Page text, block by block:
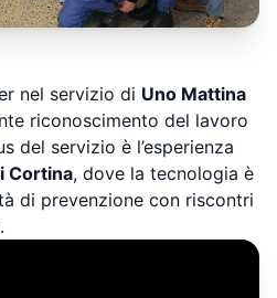
nel servizio di Uno Mattina
riconoscimento del lavoro
del servizio è l’esperienza
Cortina, dove la tecnologia è
di prevenzione con riscontri